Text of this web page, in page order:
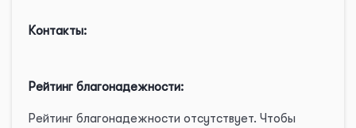
Контакты:
Рейтинг благонадежности:
Рейтинг благонадежности отсутствует. Чтобы